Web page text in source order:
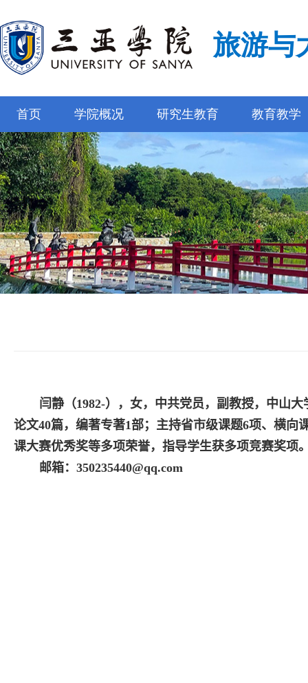
旅游与
首页 学院概况 研究生教育 教育教学
闫静（1982-），女，中共党员，副教授，中山
论文40篇，编著专著1部；主持省市级课题6项、横向
课大赛优秀奖等多项荣誉，指导学生获多项竞赛奖项
邮箱：350235440@qq.com